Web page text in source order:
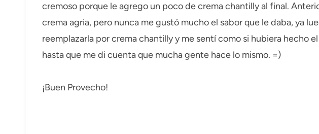
cremoso porque le agrego un poco de crema chantilly al final.
crema agria, pero nunca me gustó mucho el sabor que le daba, ya
reemplazarla por crema chantilly y me sentí como si hubiera hecho
hasta que me di cuenta que mucha gente hace lo mismo. =)
¡Buen Provecho!